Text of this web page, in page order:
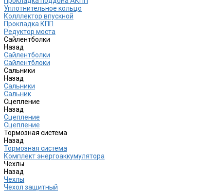
Уплотнительное кольцо
Колллектор впускной
Прокладка КПП
Редуктор моста
Сайлентболки
Назад
Сайлентболки
Сайлентблоки
Сальники
Назад
Сальники
Сальник
Сцепление
Назад
Сцепление
Сцепление
Тормозная система
Назад
Тормозная система
Комплект энергоаккумулятора
Чехлы
Назад
Чехлы
Чехол защитный